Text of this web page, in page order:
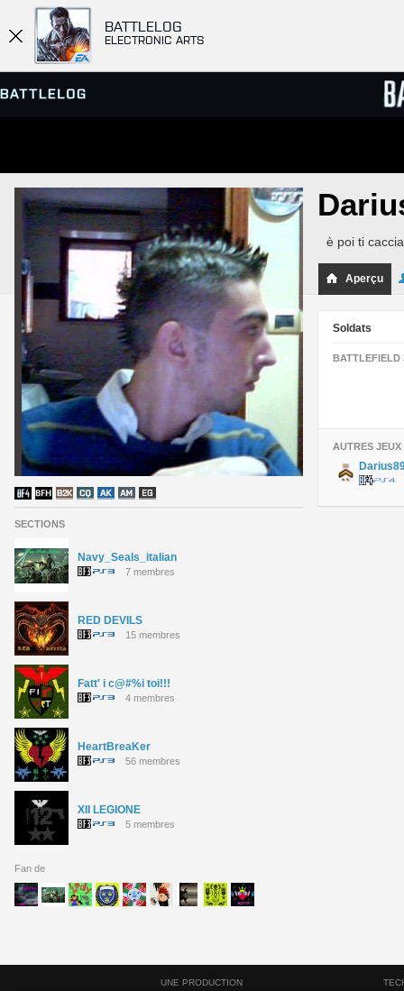
BATTLELOG
ELECTRONIC ARTS
SERVEURS
PARTIES
SECTIONS
Navy_Seals_italian
7 membres
RED DEVILS
15 membres
Fatt' i c@#%i toi!!!
4 membres
HeartBreaKer
56 membres
XII LEGIONE
5 membres
Fan de
è poi ti
Aperçu
Soldats
BATTLEFIELD
AUTRES JEUX
UNE PRODUCTION